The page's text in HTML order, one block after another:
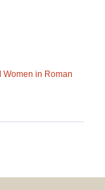
Women in Roman